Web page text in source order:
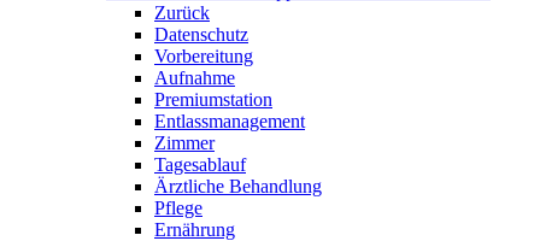
Zurück
Datenschutz
Vorbereitung
Aufnahme
Premiumstation
Entlassmanagement
Zimmer
Tagesablauf
Ärztliche Behandlung
Pflege
Ernährung